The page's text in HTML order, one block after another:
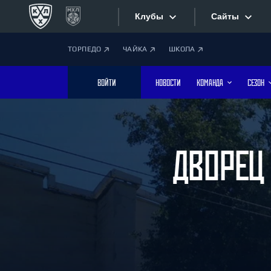
Клубы
Дивизион Боброва
Лада
СКА
Спартак
Торпедо
ХК Сочи
Дивизион Тарасова
Динамо Мн
Сайты
Хайлайты
Текстовые
Интернет-
ТОРПЕДО ЧАЙКА ШКОЛА
ВОЙТИ НОВОСТИ КОМАНДА СЕЗОН